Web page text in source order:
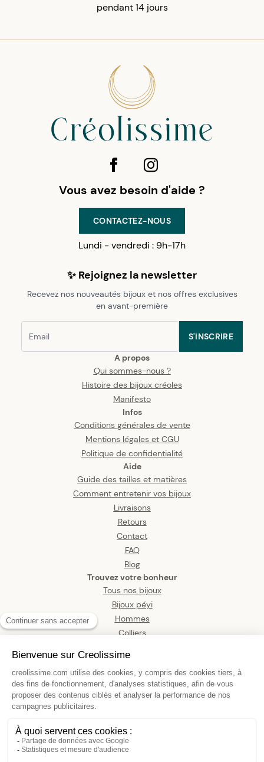
Bague Acier Bicolore Corps 5mm
pendant 14 jours
A propos
Qui sommes-nous ?
Histoire des bijoux créoles
Manifesto
Infos
Conditions générales de vente
Mentions légales et CGU
Politique de confidentialité
Aide
Guide des tailles et matières
Comment entretenir vos bijoux
Livraisons
Retours
Contact
FAQ
Blog
Trouvez votre bonheur
Tous nos bijoux
Bijoux péyi
Hommes
Colliers
Bracelets
Pendentifs
Bagues
Vous avez besoin d'aide ?
CONTACTEZ-NOUS
Lundi - vendredi : 9h-17h
✨ Rejoignez la newsletter
Recevez nos nouveautés bijoux et nos offres exclusives
en avant-première
S'INSCRIRE